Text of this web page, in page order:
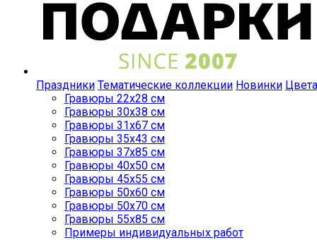
Праздники Тематические коллекции Новинки Цвета
Гравюры 22x28 см
Гравюры 30x38 см
Гравюры 31x67 см
Гравюры 35x43 см
Гравюры 37x85 см
Гравюры 40x50 см
Гравюры 45x55 см
Гравюры 50x60 см
Гравюры 50x70 см
Гравюры 55x85 см
Примеры индивидуальных работ